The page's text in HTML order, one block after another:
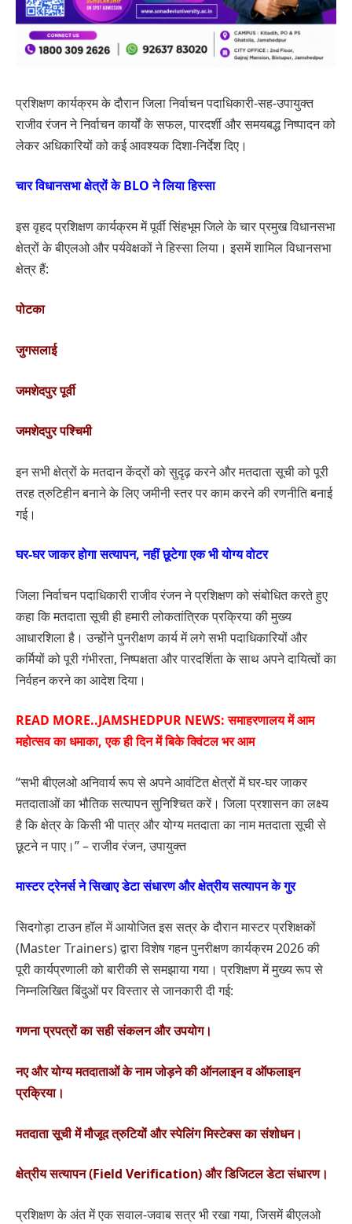
प्रशिक्षण कार्यक्रम के दौरान जिला निर्वाचन पदाधिकारी-सह-उपायुक्त
राजीव रंजन ने निर्वाचन कार्यों के सफल, पारदर्शी और समयबद्ध निष्पादन को
लेकर अधिकारियों को कई आवश्यक दिशा-निर्देश दिए।
चार विधानसभा क्षेत्रों के BLO ने लिया हिस्सा
इस वृहद प्रशिक्षण कार्यक्रम में पूर्वी सिंहभूम जिले के चार प्रमुख विधानसभा
क्षेत्रों के बीएलओ और पर्यवेक्षकों ने हिस्सा लिया। इसमें शामिल विधानसभा
क्षेत्र हैं:
पोटका
जुगसलाई
जमशेदपुर पूर्वी
जमशेदपुर पश्चिमी
इन सभी क्षेत्रों के मतदान केंद्रों को सुदृढ़ करने और मतदाता सूची को पूरी
तरह त्रुटिहीन बनाने के लिए जमीनी स्तर पर काम करने की रणनीति बनाई
गई।
घर-घर जाकर होगा सत्यापन, नहीं छूटेगा एक भी योग्य वोटर
जिला निर्वाचन पदाधिकारी राजीव रंजन ने प्रशिक्षण को संबोधित करते हुए
कहा कि मतदाता सूची ही हमारी लोकतांत्रिक प्रक्रिया की मुख्य
आधारशिला है। उन्होंने पुनरीक्षण कार्य में लगे सभी पदाधिकारियों और
कर्मियों को पूरी गंभीरता, निष्पक्षता और पारदर्शिता के साथ अपने दायित्वों का
निर्वहन करने का आदेश दिया।
READ MORE..JAMSHEDPUR NEWS: समाहरणालय में आम
महोत्सव का धमाका, एक ही दिन में बिके क्विंटल भर आम
“सभी बीएलओ अनिवार्य रूप से अपने आवंटित क्षेत्रों में घर-घर जाकर
मतदाताओं का भौतिक सत्यापन सुनिश्चित करें। जिला प्रशासन का लक्ष्य
है कि क्षेत्र के किसी भी पात्र और योग्य मतदाता का नाम मतदाता सूची से
छूटने न पाए।” – राजीव रंजन, उपायुक्त
मास्टर ट्रेनर्स ने सिखाए डेटा संधारण और क्षेत्रीय सत्यापन के गुर
सिदगोड़ा टाउन हॉल में आयोजित इस सत्र के दौरान मास्टर प्रशिक्षकों
(Master Trainers) द्वारा विशेष गहन पुनरीक्षण कार्यक्रम 2026 की
पूरी कार्यप्रणाली को बारीकी से समझाया गया। प्रशिक्षण में मुख्य रूप से
निम्नलिखित बिंदुओं पर विस्तार से जानकारी दी गई:
गणना प्रपत्रों का सही संकलन और उपयोग।
नए और योग्य मतदाताओं के नाम जोड़ने की ऑनलाइन व ऑफलाइन
प्रक्रिया।
मतदाता सूची में मौजूद त्रुटियों और स्पेलिंग मिस्टेक्स का संशोधन।
क्षेत्रीय सत्यापन (Field Verification) और डिजिटल डेटा संधारण।
प्रशिक्षण के अंत में एक सवाल-जवाब सत्र भी रखा गया, जिसमें बीएलओ